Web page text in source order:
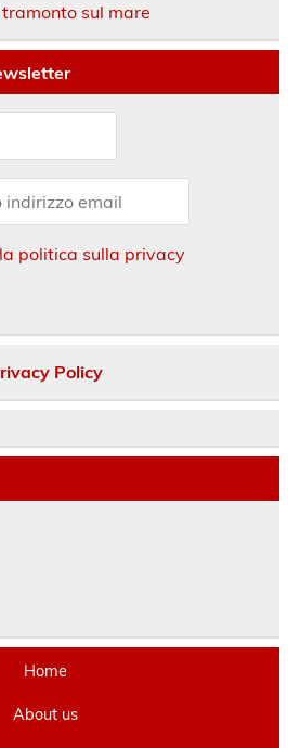
sul mare
politica sulla privacy
Policy
Home
About us